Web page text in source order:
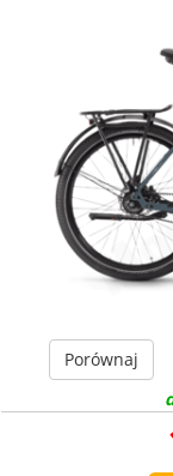
Porównaj